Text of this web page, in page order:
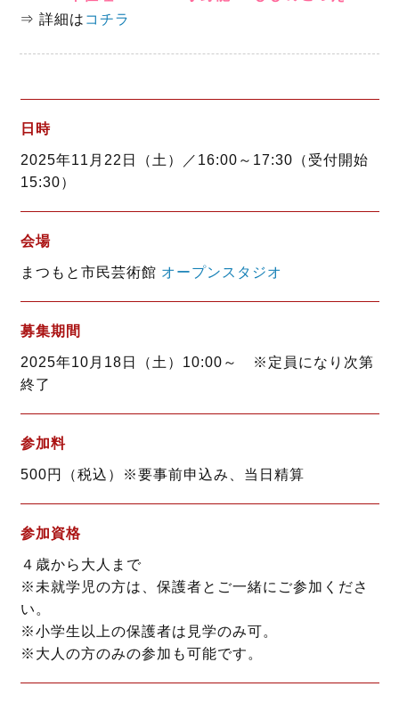
⇒ 詳細は コチラ
日時
2025年11月22日（土）／16:00～17:30（受付開始
15:30）
会場
まつもと市民芸術館 オープンスタジオ
募集期間
2025年10月18日（土）10:00～ ※定員になり次第
終了
参加料
500円（税込）※要事前申込み、当日精算
参加資格
４歳から大人まで
※未就学児の方は、保護者とご一緒にご参加くださ
い。
※小学生以上の保護者は見学のみ可。
※大人の方のみの参加も可能です。